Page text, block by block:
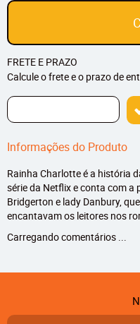
FRETE E PRAZO
Calcule o frete e o prazo de
Informações do Produto
Rainha Charlotte é a história
série da Netflix e conta com
Bridgerton e lady Danbury,
encantavam os leitores nos
Carregando comentários ...